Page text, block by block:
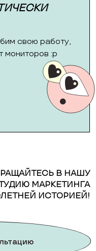
свою работу,
мониторов :p
В НАШУ
МАРКЕТИНГА
ИСТОРИЕЙ!